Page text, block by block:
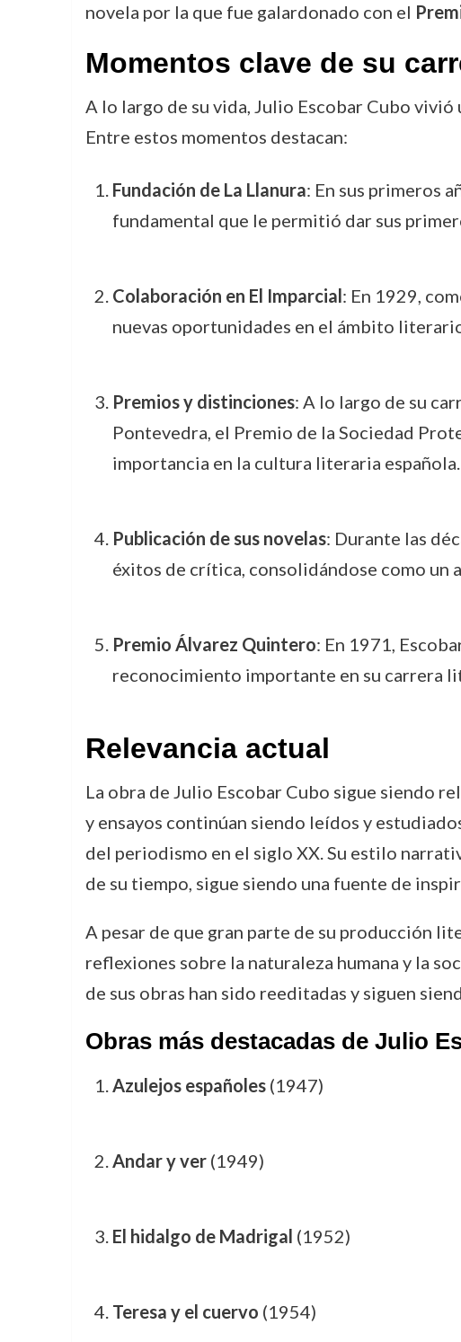
novela por la que fue galardonado con el
Momentos clave de su
A lo largo de su vida, Julio Escobar Cubo
Entre estos momentos destacan:
Fundación de La Llanura: En sus primeros
fundamental que le permitió dar sus
Colaboración en El Imparcial: En 1929,
nuevas oportunidades en el ámbito
Premios y distinciones: A lo largo de su
Pontevedra, el Premio de la Sociedad
importancia en la cultura literaria española.
Publicación de sus novelas: Durante las
éxitos de crítica, consolidándose como un
Premio Álvarez Quintero: En 1971,
reconocimiento importante en su carrera
Relevancia actual
La obra de Julio Escobar Cubo sigue siendo
y ensayos continúan siendo leídos y
del periodismo en el siglo XX. Su estilo
de su tiempo, sigue siendo una fuente de
A pesar de que gran parte de su producción
reflexiones sobre la naturaleza humana y la
de sus obras han sido reeditadas y siguen
Obras más destacadas de Julio
Azulejos españoles(1947)
Andar y ver(1949)
El hidalgo de Madrigal (1952)
Teresa y el cuervo (1954)